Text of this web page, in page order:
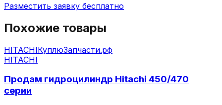
Разместить заявку бесплатно
Похожие товары
HITACHIКуплюЗапчасти.рф
HITACHI
Продам гидроцилиндр Hitachi 450/470
серии